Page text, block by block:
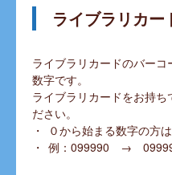
ライブラリカー
ライブラリカードのバー
数字です。
ライブラリカードをお持ち
ださい。
０から始まる数字の方
例：099990 → 099990